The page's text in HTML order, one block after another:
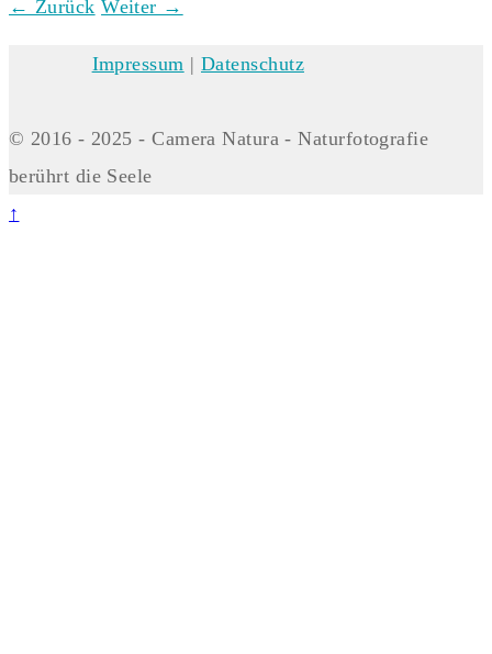
← Zurück Weiter →
Impressum |Datenschutz
© 2016 - 2025 - Camera Natura - Naturfotografie
berührt die Seele
↑